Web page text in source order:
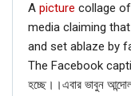
A picture collage
media claiming
and set ablaze by
The Facebook
হচ্ছে।।এবার ভাবুন